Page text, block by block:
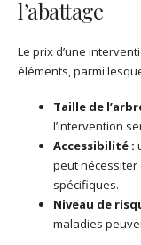
l’abattage
Le prix d’une
éléments, parmi
Taille de
l’intervention
Accessibilité :
peut nécessiter
spécifiques.
Niveau de
maladies